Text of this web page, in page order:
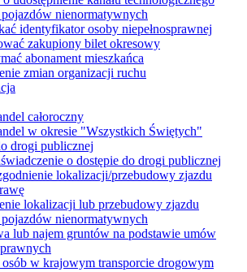
pojazdów nienormatywnych
identyfikator osoby niepełnosprawnej
zakupiony bilet okresowy
abonament mieszkańca
zmian organizacji ruchu
całoroczny
w okresie "Wszystkich Świętych"
drogi publicznej
o dostępie do drogi publicznej
lokalizacji/przebudowy zjazdu
lokalizacji lub przebudowy zjazdu
pojazdów nienormatywnych
lub najem gruntów na podstawie umów
osób w krajowym transporcie drogowym